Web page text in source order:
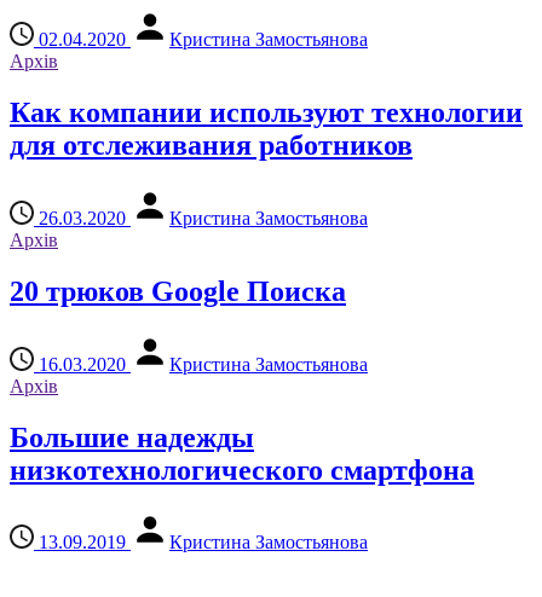
02.04.2020
Кристина Замостьянова
Архів
Как компании используют технологии
для отслеживания работников
26.03.2020
Кристина Замостьянова
Архів
20 трюков Google Поиска
16.03.2020
Кристина Замостьянова
Архів
Большие надежды
низкотехнологического смартфона
13.09.2019 Кристина Замостьянова